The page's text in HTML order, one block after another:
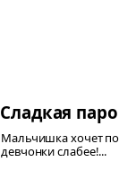
Сладкая
Мальчишка хочет
девчонки слабее!...